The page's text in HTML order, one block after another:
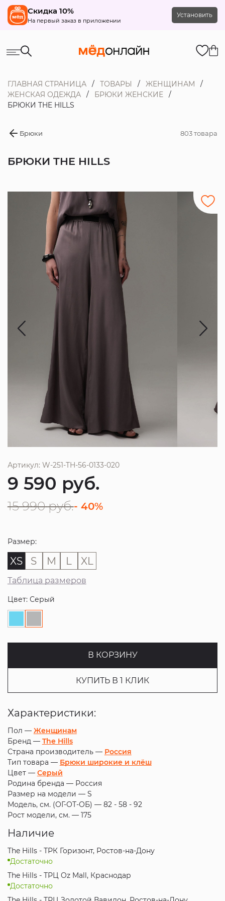
Скидка 10%
На первый заказ в приложении
Установить
ГЛАВНАЯ СТРАНИЦА ТОВАРЫ
ЖЕНЩИНАМ
ЖЕНСКАЯ ОДЕЖДА
БРЮКИ ЖЕНСКИЕ
БРЮКИ THE HILLS
Брюки 803 товара
БРЮКИ THE HILLS
Артикул: W-251-TH-56-0133-020
9 590 руб.
15 990 руб.- 40%
Размер:
XS S M L XL
Таблица размеров
Цвет: Серый
В КОРЗИНУ
КУПИТЬ В 1 КЛИК
Характеристики:
Пол — Женщинам
Бренд — The Hills
Страна производитель — Россия
Тип товара — Брюки широкие и клёш
Цвет — Серый
Родина бренда — Россия
Размер на модели — S
Модель, см. (ОГ-ОТ-ОБ) — 82 - 58 - 92
Рост модели, см. — 175
Наличие
The Hills - ТРК Горизонт, Ростов-на-Дону
Достаточно
The Hills - ТРЦ Oz Mall, Краснодар
Достаточно